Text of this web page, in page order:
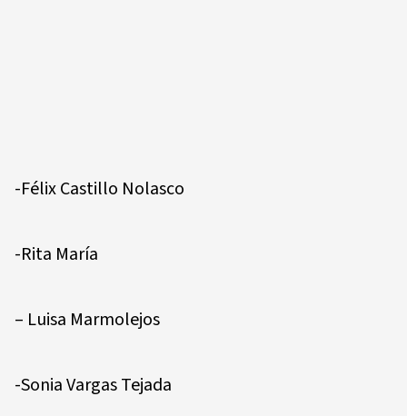
-Félix Castillo Nolasco
-Rita María
– Luisa Marmolejos
-Sonia Vargas Tejada